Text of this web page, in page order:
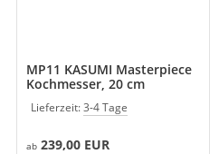
MP11 KASUMI Masterpiece
Kochmesser, 20 cm
Lieferzeit:3-4 Tage
ab 239,00 EUR